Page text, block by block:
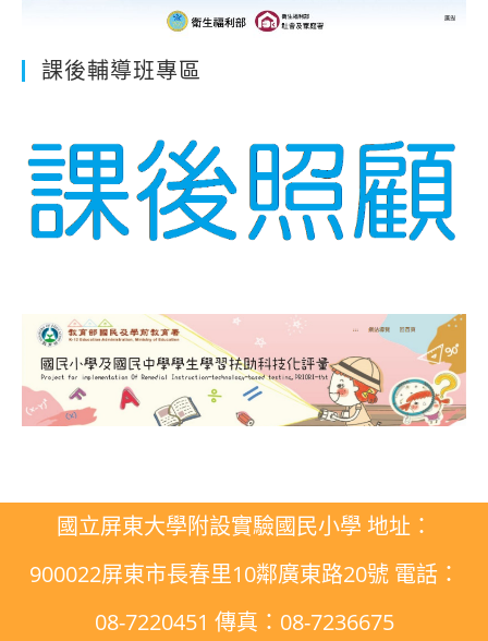
課後輔導班專區
國立屏東大學附設實驗國民小學 地址：
900022屏東市長春里10鄰廣東路20號 電話：
08-7220451 傳真：08-7236675